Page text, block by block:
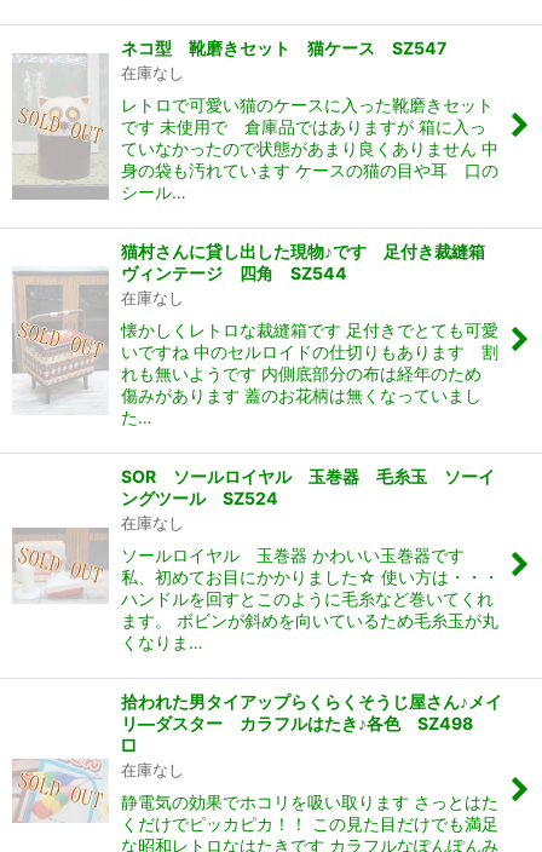
ネコ型 靴磨きセット 猫ケース SZ547
在庫なし
レトロで可愛い猫のケースに入った靴磨きセット
です 未使用で 倉庫品ではありますが 箱に入っ
ていなかったので状態があまり良くありません 中
身の袋も汚れています ケースの猫の目や耳 口の
シール…
猫村さんに貸し出した現物♪です 足付き裁縫箱
ヴィンテージ 四角 SZ544
在庫なし
懐かしくレトロな裁縫箱です 足付きでとても可愛
いですね 中のセルロイドの仕切りもあります 割
れも無いようです 内側底部分の布は経年のため
傷みがあります 蓋のお花柄は無くなっていまし
た…
SOR ソールロイヤル 玉巻器 毛糸玉 ソーイ
ングツール SZ524
在庫なし
ソールロイヤル 玉巻器 かわいい玉巻器です
私、初めてお目にかかりました☆ 使い方は・・・
ハンドルを回すとこのように毛糸など巻いてくれ
ます。 ボビンが斜めを向いているため毛糸玉が丸
くなりま…
拾われた男タイアップらくらくそうじ屋さん♪メイ
リ―ダスター カラフルはたき♪各色 SZ498
□
在庫なし
静電気の効果でホコリを吸い取ります さっとはた
くだけでピッカピカ！！ この見た目だけでも満足
な昭和レトロなはたきです カラフルなぽんぽんみ